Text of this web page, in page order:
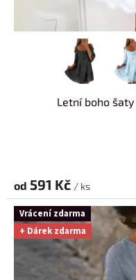
Letní boho
od 591 Kč / ks
Vrácení zdarma
+ Dárek zdarma